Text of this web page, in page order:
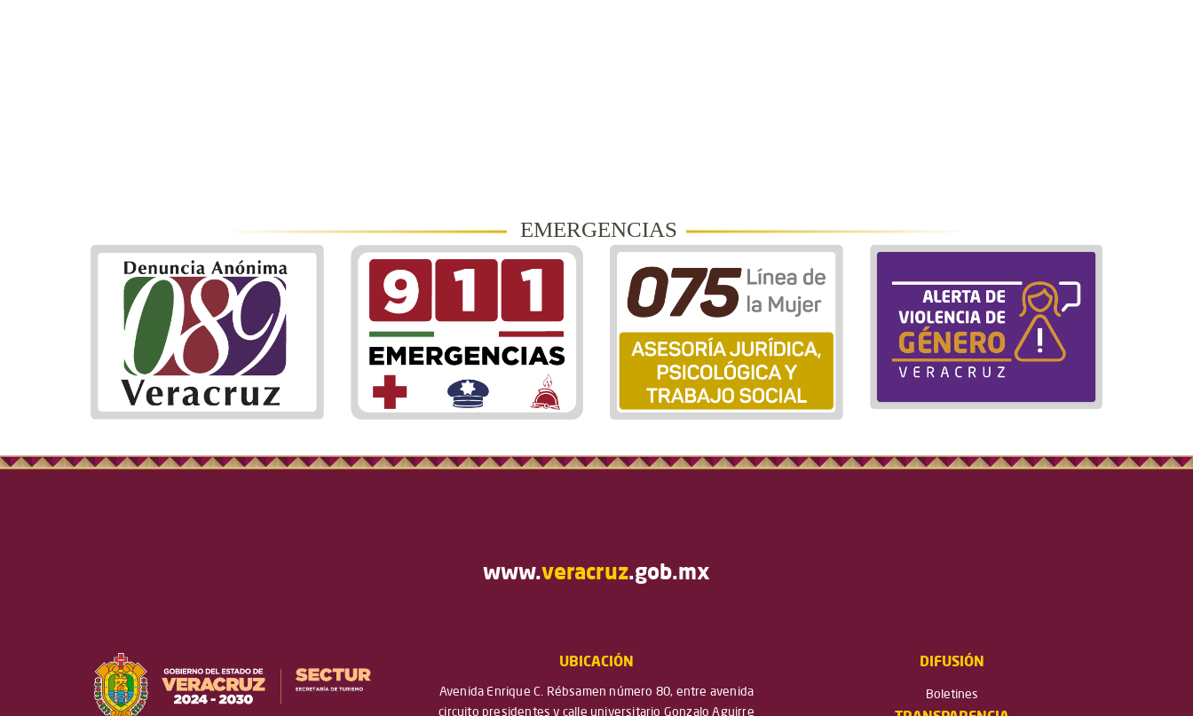
EMERGENCIAS
www.veracruz.gob.mx
UBICACIÓN
Avenida Enrique C. Rébsamen número 80, entre avenida
circuito presidentes y calle universitario Gonzalo Aguirre
DIFUSIÓN
Boletines